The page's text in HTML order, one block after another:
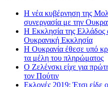
Η νέα κυβέρνηση της
συνεργασία με την
Η Εκκλησία της Ελλάδος
Ουκρανική Εκκλησία
Η Ουκρανία έθεσε υπό
τα μέλη του πληρώματος
Ο Ζελένσκι είχε για
τον Πούτιν
Εκλογές 2019: Έτσι είδε